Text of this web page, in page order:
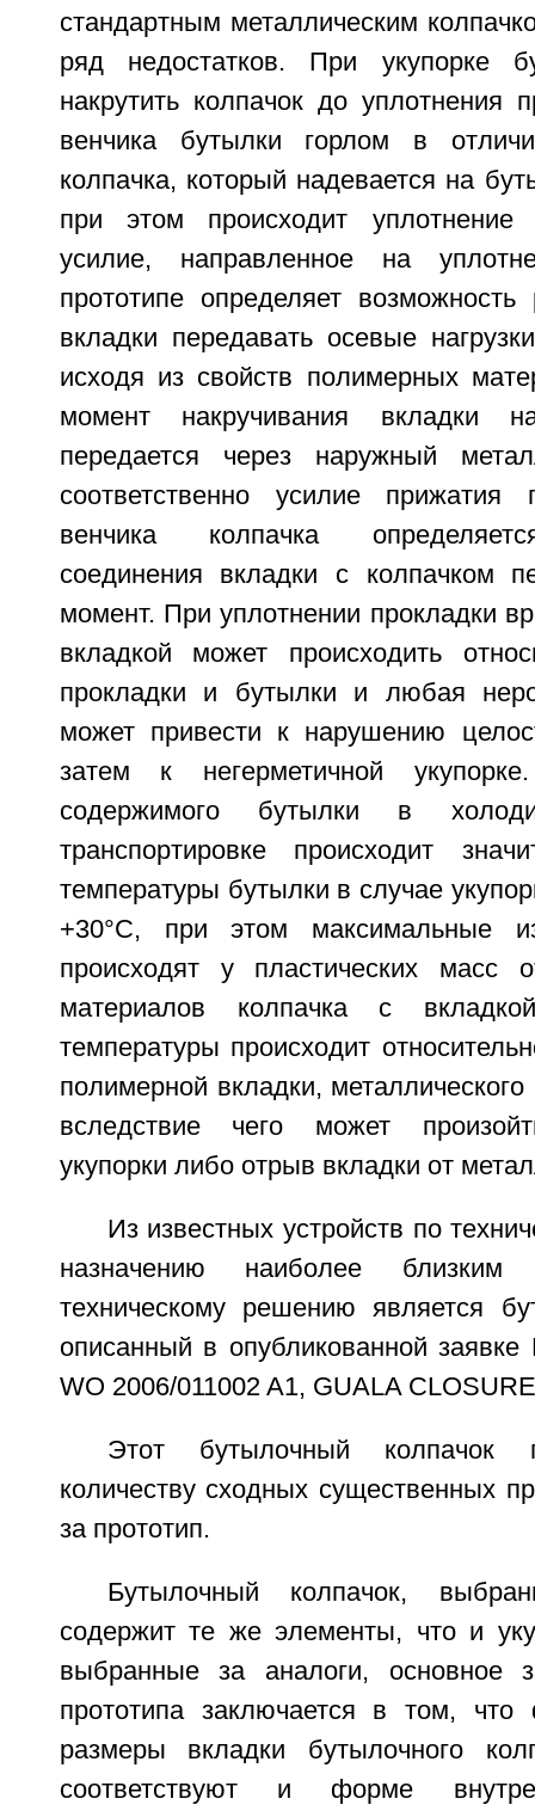
стандартным металлическим
ряд недостатков. При укупорке
накрутить колпачок до уплотнения
венчика бутылки горлом в
колпачка, который надевается на
при этом происходит уплотнение
усилие, направленное на
прототипе определяет
вкладки передавать осевые
исходя из свойств полимерных
момент накручивания вкладки
передается через наружный
соответственно усилие прижатия
венчика колпачка
соединения вкладки с колпачком
момент. При уплотнении прокладки
вкладкой может происходить
прокладки и бутылки и любая
может привести к нарушению
затем к негерметичной
содержимого бутылки в
транспортировке происходит
температуры бутылки в случае
+30°С, при этом максимальные
происходят у пластических масс
материалов колпачка с
температуры происходит
полимерной вкладки,
вследствие чего может
укупорки либо отрыв вкладки от
Из известных устройств по
назначению наиболее близким
техническому решению является
описанный в опубликованной
WO 2006/011002 A1, GUALA
Этот бутылочный колпачок
количеству сходных существенных
за прототип.
Бутылочный колпачок,
содержит те же элементы, что и
выбранные за аналоги, основное
прототипа заключается в том,
размеры вкладки бутылочного
соответствуют и форме